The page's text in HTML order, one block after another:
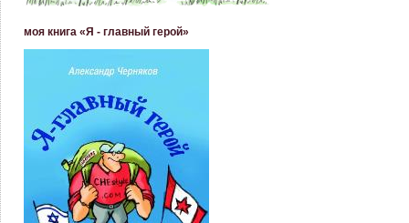
моя книга «Я - главный герой»